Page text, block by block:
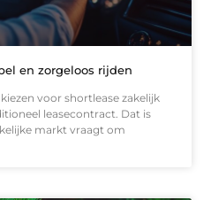
en zorgeloos rijden
voor shortlease zakelijk
leasecontract. Dat is
markt vraagt om